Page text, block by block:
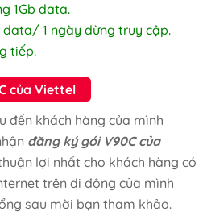
1Gb data.
data/ 1 ngày dừng truy cập.
tiếp.
của Viettel
đến khách hàng của mình
đăng ký gói V90C của
lợi nhất cho khách hàng có
trên di động của mình
sau mời bạn tham khảo.